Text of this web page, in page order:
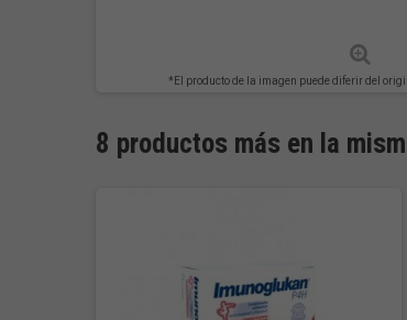
*El producto de la imagen puede diferir del
8 productos más en la